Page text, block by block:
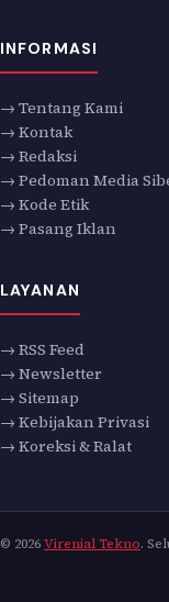
INFORMASI
→ Tentang Kami
→ Kontak
→ Redaksi
→ Pedoman Media
→ Kode Etik
→ Pasang Iklan
LAYANAN
→ RSS Feed
→ Newsletter
→ Sitemap
→ Kebijakan Privasi
→ Koreksi & Ralat
© 2026Virenial Tekno.